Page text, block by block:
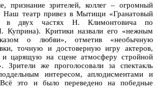
признание зрителей, коллег – огромный
Наш театр привез в Мытищи «Гранатовый
в двух частях Н. Климонтовича по
Куприна). Критики назвали его «нежным
о любви», отметив «необычную
точную и достоверную игру актеров,
и царящую на сцене атмосферу стройной
Зрители же проголосовали за спектакль
интересом, аплодисментами и
это и было переведено на победные